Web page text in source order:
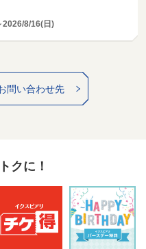
2026/8/16(日)
問い合わせ先
クに！